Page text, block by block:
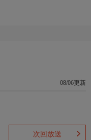
08/06更新
次回放送